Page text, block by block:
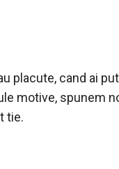
placute, cand ai
motive, spunem
tie.